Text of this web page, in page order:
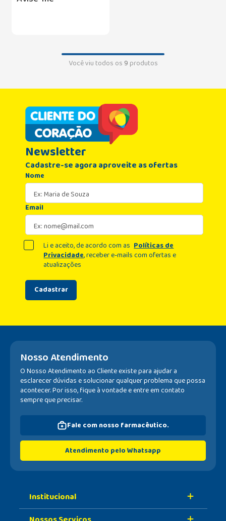
Você viu todos os 9produtos
Newsletter
Cadastre-se agora aproveite as ofertas
Nome
Email
Cadastrar
Li e aceito, de acordo com as Políticas de
Privacidade, receber e-mails com ofertas e
atualizações
Nosso Atendimento
O Nosso Atendimento ao Cliente existe para ajudar a
esclarecer dúvidas e solucionar qualquer problema que possa
acontecer. Por isso, fique à vontade e entre em contato
sempre que precisar.
Fale com nosso farmacêutico.
Atendimento pelo Whatsapp
Institucional